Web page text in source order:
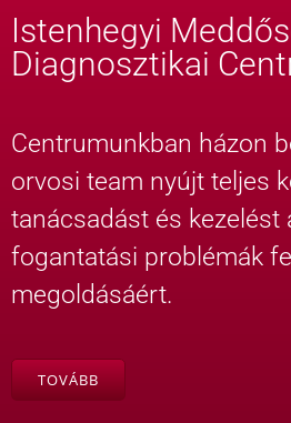
Istenhegyi
Diagnosztikai
Centrumunkban házon
orvosi team nyújt teljes
tanácsadást és kezelést
fogantatási problémák
megoldásáért.
TOVÁBB